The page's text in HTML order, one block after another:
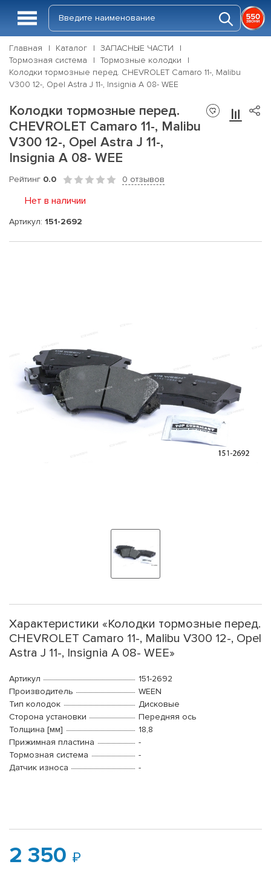
Главная Каталог
ЗАПАСНЫЕ ЧАСТИ
Тормозная система
Тормозные колодки
Колодки тормозные перед. CHEVROLET Camaro 11-, Malibu
V300 12-, Opel Astra J 11-, Insignia A 08- WEE
Колодки тормозные перед.
CHEVROLET Camaro 11-, Malibu
V300 12-, Opel Astra J 11-,
Insignia A 08- WEE
Рейтинг 0.0 0 отзывов
Нет в наличии
Артикул: 151-2692
Характеристики «Колодки тормозные перед.
CHEVROLET Camaro 11-, Malibu V300 12-, Opel
Astra J 11-, Insignia A 08- WEE»
Артикул
151-2692
Производитель
WEEN
Тип колодок
Дисковые
Сторона установки
Передняя ось
Толщина [мм]
18,8
Прижимная пластина
-
Тормозная система
-
Датчик износа
-
2 350